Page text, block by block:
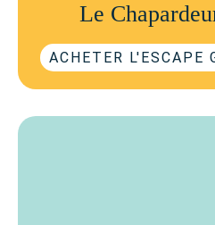
Le
ACHETER L'ESCAPE